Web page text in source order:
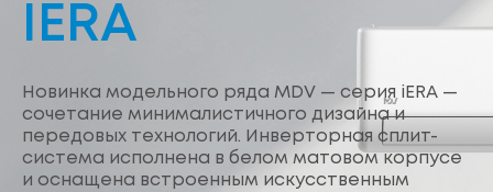
IERA
Новинка модельного ряда MDV — серия iERA —
сочетание минималистичного дизайна и
передовых технологий. Инверторная сплит-
система исполнена в белом матовом корпусе
и оснащена встроенным искусственным